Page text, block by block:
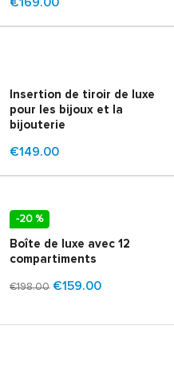
Insertion de tiroir de luxe
pour les bijoux et la
bijouterie
€149.00
-20 %
Boîte de luxe avec 12
compartiments
€198.00 €159.00